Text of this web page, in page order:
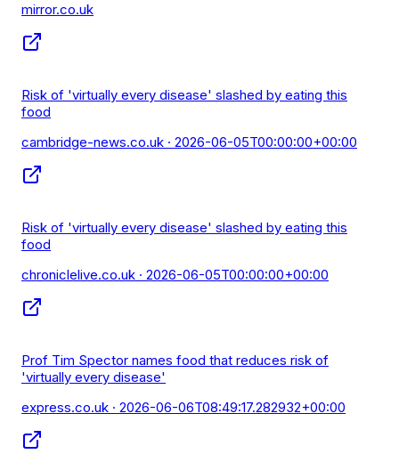
mirror.co.uk
Risk of 'virtually every disease' slashed by eating this
food
cambridge-news.co.uk · 2026-06-05T00:00:00+00:00
Risk of 'virtually every disease' slashed by eating this
food
chroniclelive.co.uk · 2026-06-05T00:00:00+00:00
Prof Tim Spector names food that reduces risk of
'virtually every disease'
express.co.uk · 2026-06-06T08:49:17.282932+00:00